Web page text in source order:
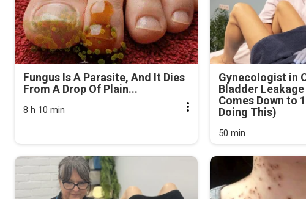
Fungus Is A Parasite, And It Dies
From A Drop Of Plain...
8 h 10 min
Gynecologist in
Bladder
Comes Down to
Doing This)
50 min